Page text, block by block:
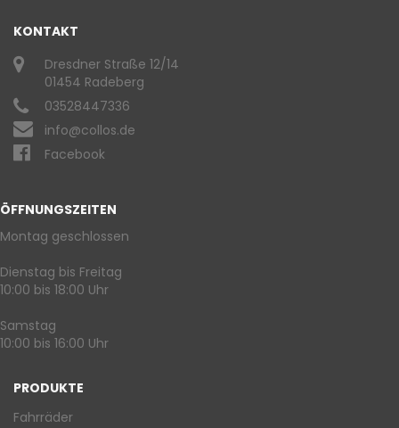
KONTAKT
Dresdner Straße 12/14
01454 Radeberg
03528447336
info@collos.de
Facebook
ÖFFNUNGSZEITEN
Montag geschlossen
Dienstag bis Freitag
10:00 bis 18:00 Uhr
Samstag
10:00 bis 16:00 Uhr
PRODUKTE
Fahrräder